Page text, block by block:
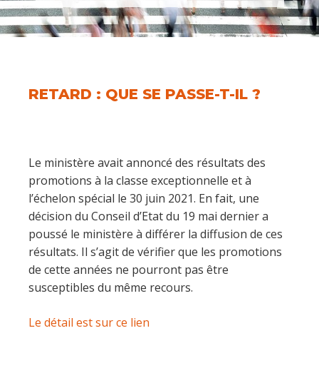
RETARD : QUE SE PASSE-T-IL ?
Le ministère avait annoncé des résultats des
promotions à la classe exceptionnelle et à
l’échelon spécial le 30 juin 2021. En fait, une
décision du Conseil d’Etat du 19 mai dernier a
poussé le ministère à différer la diffusion de ces
résultats. Il s’agit de vérifier que les promotions
de cette années ne pourront pas être
susceptibles du même recours.
Le détail est sur ce lien